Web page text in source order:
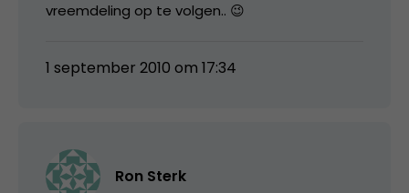
vreemdeling op te volgen.. 😉
1 september 2010 om 17:34
Ron Sterk